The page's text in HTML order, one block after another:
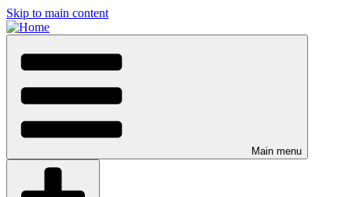
Skip to main content
Main menu